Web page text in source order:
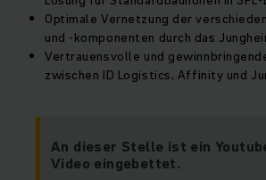
Optimale Vernetzung der
und -komponenten durch das
Vertrauensvolle und
zwischen ID Logistics, Affinity und
An dieser Stelle ist ein
Video eingebettet.